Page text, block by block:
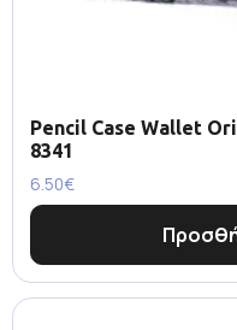
Pencil Case Wallet
8341
6.50€